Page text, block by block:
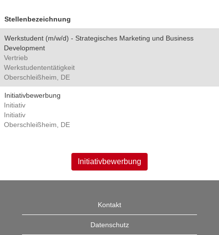
Stellenbezeichnung
Werkstudent (m/w/d) - Strategisches Marketing und Business
Development
Vertrieb
Werkstudententätigkeit
Oberschleißheim, DE
Initiativbewerbung
Initiativ
Initiativ
Oberschleißheim, DE
Initiativbewerbung
Kontakt
Datenschutz